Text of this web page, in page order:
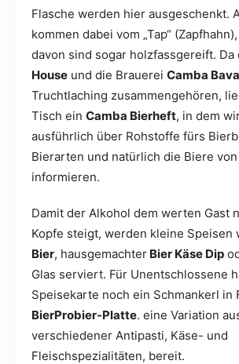
Flasche werden hier ausgeschenkt.
kommen dabei vom „Tap“
davon sind sogar holzfassgereift. Da
House und die Brauerei Camba
Truchtlaching zusammengehören,
Tisch ein Camba Bierheft, in dem
ausführlich über Rohstoffe fürs
Bierarten und natürlich die Biere von
informieren.
Damit der Alkohol dem werten Gast
Kopfe steigt, werden kleine Speisen
Bier, hausgemachter Bier Käse Dip
Glas serviert. Für Unentschlossene
Speisekarte noch ein Schmankerl in
BierProbier-Platte. eine Variation
verschiedener Antipasti, Käse- und
Fleischspezialitäten, bereit.